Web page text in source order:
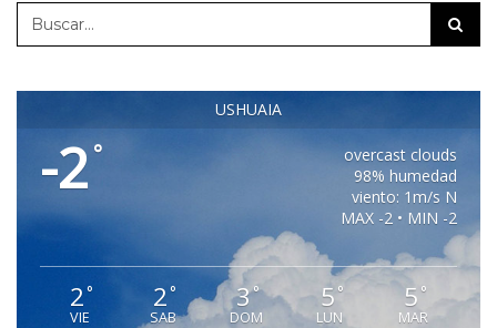
USHUAIA
-2 °
overcast clouds
98% humedad
viento: 1m/s N
MAX -2 • MIN -2
2°
VIE
2 °
SAB
3°
DOM
5 °
LUN
5 °
MAR